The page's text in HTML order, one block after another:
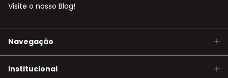
Visite o nosso Blog!
Navegação
Institucional